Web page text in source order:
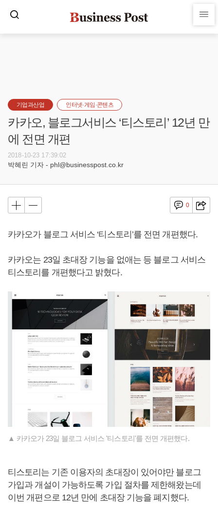
기업과산업 인터넷·게임·콘텐츠
카카오, 블로그서비스 ‘티스토리’ 12년 만
에 전면 개편
2018-10-23 17:39:02
박혜린 기자 - phl@businesspost.co.kr
0
카카오가 블로그 서비스 ‘티스토리’를 전면 개편했다.
카카오는 23일 초대장 기능을 없애는 등 블로그 서비스
티스토리를 개편했다고 밝혔다.
▲ 카카오가 23일 블로그 서비스 '티스토리'를 전면 개편했다.
티스토리는 기존 이용자의 초대장이 있어야만 블로그
가입과 개설이 가능하도록 가입 절차를 제한해왔는데
이번 개편으로 12년 만에 초대장 기능을 폐지했다.